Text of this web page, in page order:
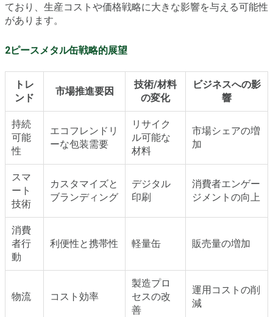
ており、生産コストや価格戦略に大きな影響を与える可能性
があります。
2ピースメタル缶戦略的展望
トレ
ンド
市場推進要因
技術/材料
の変化
ビジネスへの影
響
持続
可能
性
エコフレンドリ
ーな包装需要
リサイク
ル可能な
材料
市場シェアの増
加
スマ
ート
技術
カスタマイズと
ブランディング
デジタル
印刷
消費者エンゲー
ジメントの向上
消費
者行
動
利便性と携帯性 軽量缶 販売量の増加
物流 コスト効率
製造プロ
セスの改
善
運用コストの削
減